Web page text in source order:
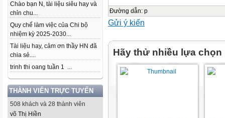
Chào bạn N, tài liệu siêu hay và
chỉn chu...
Quy chế làm việc của Chi bộ
nhiệm kỳ 2025-2030...
Tài liệu hay, cảm ơn thầy HN đã
chia sẻ....
trinh thi oang tuần 1 ...
THÀNH VIÊN TRỰC TUYẾN
508 khách và 28 thành viên
võ Thị Hiền
Đường dẫn: p
Gửi ý kiến
Hãy thử nhiều lựa chọn